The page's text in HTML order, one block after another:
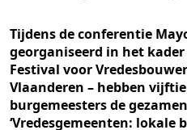
Tijdens de conferentie
georganiseerd in het kader
Festival voor
Vlaanderen – hebben
burgemeesters de
‘Vredesgemeenten: lokale